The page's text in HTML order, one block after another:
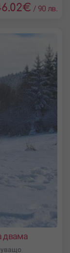
€ / 90 лв.
двама